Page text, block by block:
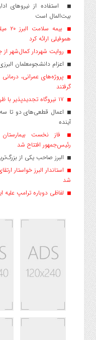
استفاده از نیروهای
بیت‌المال است
هموفیلی ارائه کرد
روایت شهردار کمال‌شهر
اعزام دانشجو‌معلمان البرزی با ۴ دستگاه اتوبوس به عتبات
پروژه‌های عمرانی،
گرفتند
اعمال قطعی‌های دو تا
آینده
فاز نخست
رئیس‌جمهور افتتاح شد
البرز صاحب یکی از
استاندار البرز خواستار
شد
لفاظی دوباره ترامپ علیه